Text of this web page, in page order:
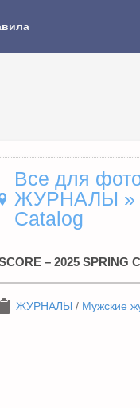
Все для
ЖУРНАЛЫ »
Catalog
– 2025 SPRING
ЖУРНАЛЫ / Мужские